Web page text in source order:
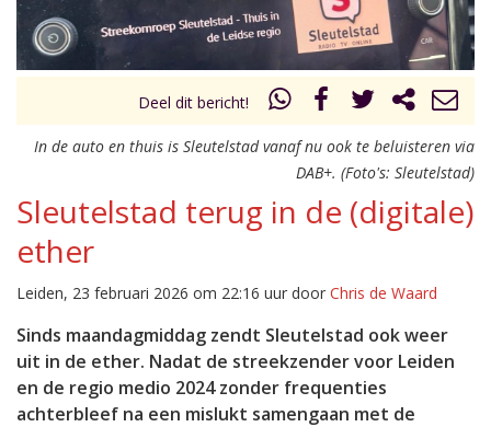
Deel dit bericht!
In de auto en thuis is Sleutelstad vanaf nu ook te beluisteren via
DAB+. (Foto's: Sleutelstad)
Sleutelstad terug in de (digitale)
ether
Leiden, 23 februari 2026 om 22:16 uur door Chris de Waard
Sinds maandagmiddag zendt Sleutelstad ook weer
uit in de ether. Nadat de streekzender voor Leiden
en de regio medio 2024 zonder frequenties
achterbleef na een mislukt samengaan met de